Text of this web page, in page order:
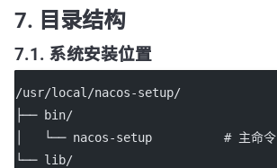
7. 目录结构
7.1. 系统安装位置
/usr/local/nacos-setup/
├── bin/
│   └── nacos-setup          # 主命令
└── lib/